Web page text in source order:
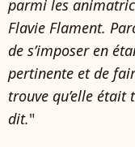
parmi les
Flavie Flament.
de s’imposer en
pertinente et de
trouve qu’elle était
dit."